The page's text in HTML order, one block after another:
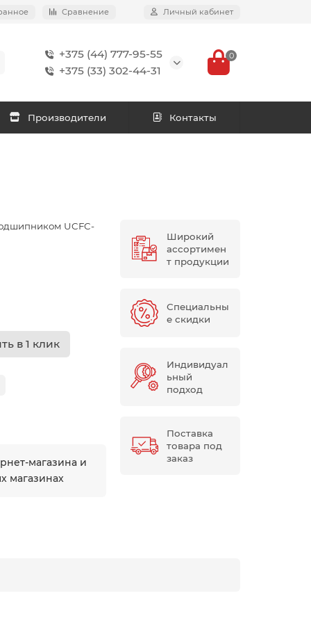
Сравнение Личный кабинет
+375 (44) 777-95-55
+375 (33) 302-44-31
0
Производители Контакты
UCFC-
в 1 клик
магазина и
магазинах
Широкий
ассортимен
т продукции
Специальны
е скидки
Индивидуал
ьный
подход
Поставка
товара под
заказ